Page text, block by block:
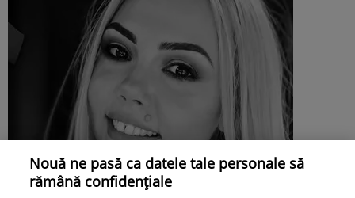
Nouă ne pasă ca datele tale personale să
rămână confidențiale